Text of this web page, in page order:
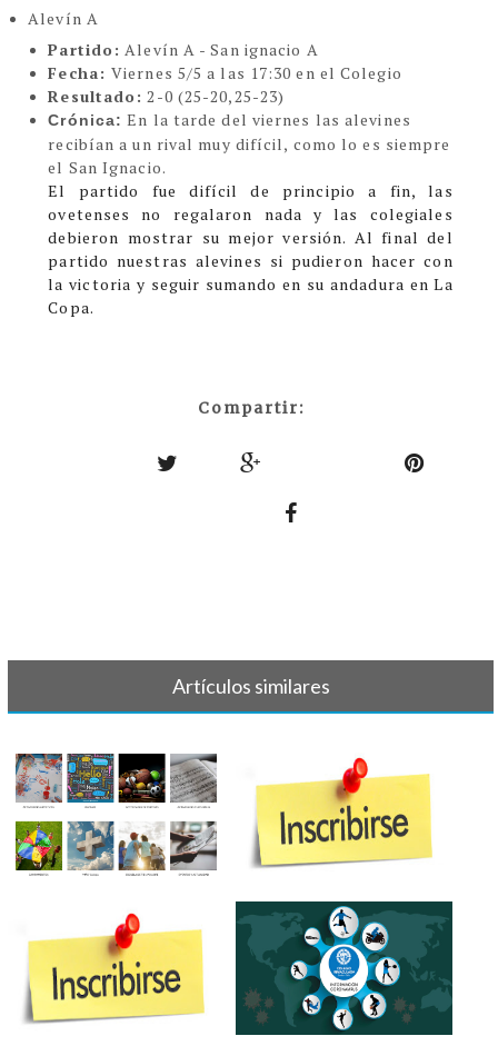
Alevín A
Partido: Alevín A - San ignacio A
Fecha:Viernes 5/5 a las 17:30 en el Colegio
Resultado: 2-0 (25-20,25-23)
Crónica: En la tarde del viernes las alevines
recibían a un rival muy difícil, como lo es siempre
el San Ignacio.
El partido fue difícil de principio a fin, las
ovetenses no regalaron nada y las colegiales
debieron mostrar su mejor versión. Al final del
partido nuestras alevines si pudieron hacer con
la victoria y seguir sumando en su andadura en La
Copa.
Compartir:
Artículos similares
NUEVA WEB PARAESCOLARES
- INSCRIPCI[...]
INSCRIPCIONES
PARAESCOLARES 24 - 25